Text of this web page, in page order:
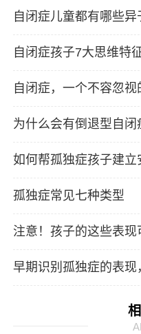
自闭症儿童都有哪些异
自闭症孩子7大思维特
自闭症，一个不容忽视
为什么会有倒退型自闭
如何帮孤独症孩子建立
孤独症常见七种类型
注意！孩子的这些表现
自查！
早期识别孤独症的表